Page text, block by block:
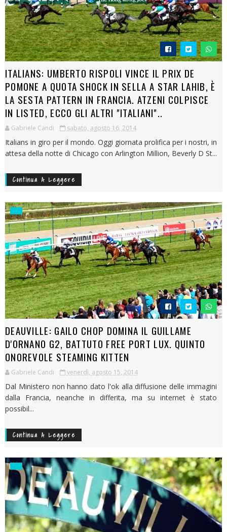
ITALIANS: UMBERTO RISPOLI VINCE IL PRIX DE
POMONE A QUOTA SHOCK IN SELLA A STAR LAHIB, È
LA SESTA PATTERN IN FRANCIA. ATZENI COLPISCE
IN LISTED, ECCO GLI ALTRI "ITALIANI"..
Gabriele Candi sabato, agosto 16, 2014
Italians in giro per il mondo. Oggi giornata prolifica per i nostri, in
attesa della notte di Chicago con Arlington Million, Beverly D St...
Continua A Leggere
DEAUVILLE: GAILO CHOP DOMINA IL GUILLAME
D'ORNANO G2, BATTUTO FREE PORT LUX. QUINTO
ONOREVOLE STEAMING KITTEN
Gabriele Candi venerdì, agosto 15, 2014
Dal Ministero non hanno dato l'ok alla diffusione delle immagini
dalla Francia, neanche in differita, ma su internet è stato
possibil...
Continua A Leggere